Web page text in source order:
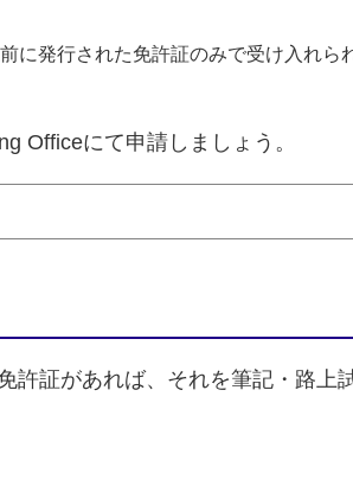
に発行された免許証のみで受け入れら
Officeにて申請しましょう。
許証があれば、それを筆記・路上